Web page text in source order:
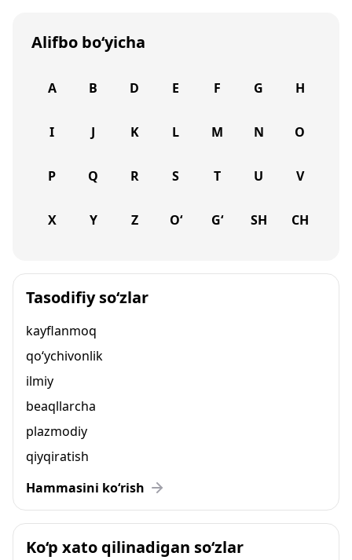
Alifbo bo‘yicha
A B D E F G H
I J K L M N O
P Q R S T U V
X Y Z O‘ G‘ SH CH
Tasodifiy so‘zlar
kayflanmoq
qo‘ychivonlik
ilmiy
beaqllarcha
plazmodiy
qiyqiratish
Hammasini ko‘rish
Ko‘p xato qilinadigan so‘zlar